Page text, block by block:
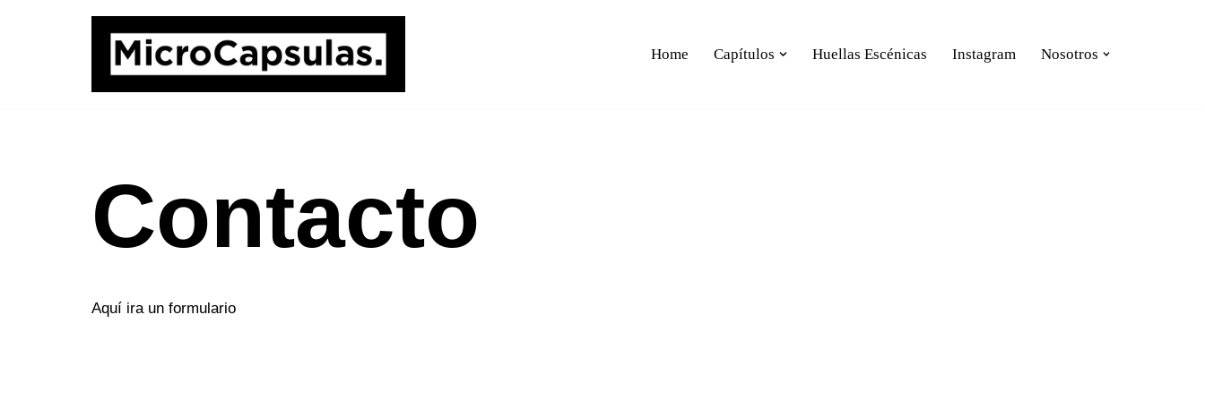
Home Capítulos Huellas Escénicas Instagram Nosotros
Contacto
Aquí ira un formulario